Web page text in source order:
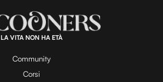
a
y
:
1
0
0
.
0
LA VITA NON HA ETÀ
Community
Corsi